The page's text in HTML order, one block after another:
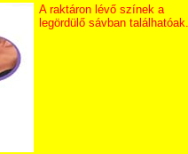
A raktáron lévő színek a
legördülő sávban találhatóak.